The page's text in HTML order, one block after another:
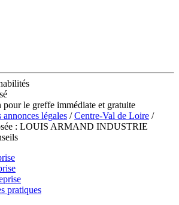
le greffe immédiate et gratuite
légales /Centre-Val de Loire /
: LOUIS ARMAND INDUSTRIE
pratiques